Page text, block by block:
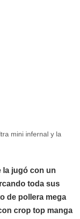
mini infernal y la
la jugó con un
toda sus
de pollera mega
crop top manga